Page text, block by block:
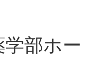
学部ホー